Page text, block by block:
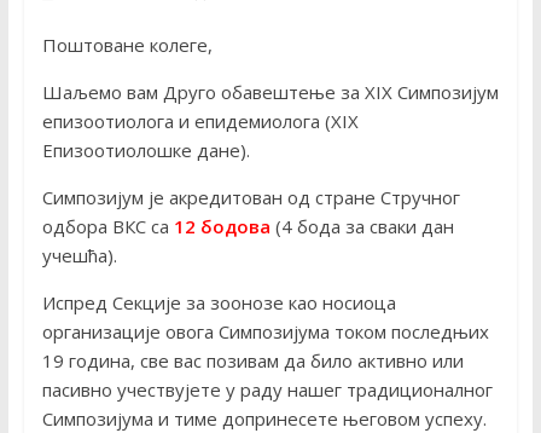
Поштоване колеге,
Шаљемо вам Друго обавештење за XIX Симпозијум
епизоотиолога и епидемиолога (XIX
Епизоотиолошке дане).
Симпозијум је акредитован од стране Стручног
одбора ВКС са 12 бодова (4 бода за сваки дан
учешћа).
Испред Секције за зоонозе као носиоца
организације овога Симпозијума током последњих
19 година, све вас позивам да било активно или
пасивно учествујете у раду нашег традиционалног
Симпозијума и тиме допринесете његовом успеху.